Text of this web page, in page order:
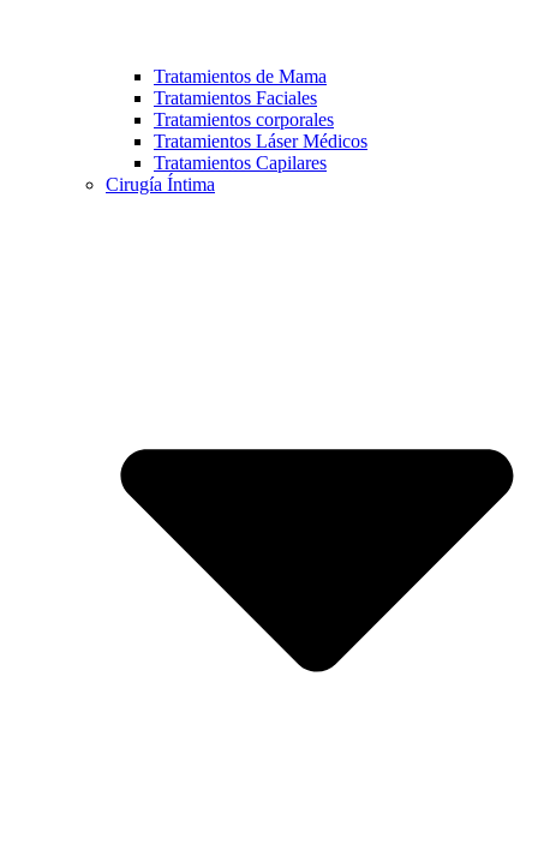
Tratamientos de Mama
Tratamientos Faciales
Tratamientos corporales
Tratamientos Láser Médicos
Tratamientos Capilares
Cirugía Íntima